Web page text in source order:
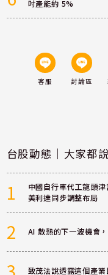
吋產能約 5%
客服 討論區
台股動態｜大家都
1
中國自行車代工龍頭
美利達同步調整布局
2 AI 散熱的下一波機會
致茂法說透露這個產業